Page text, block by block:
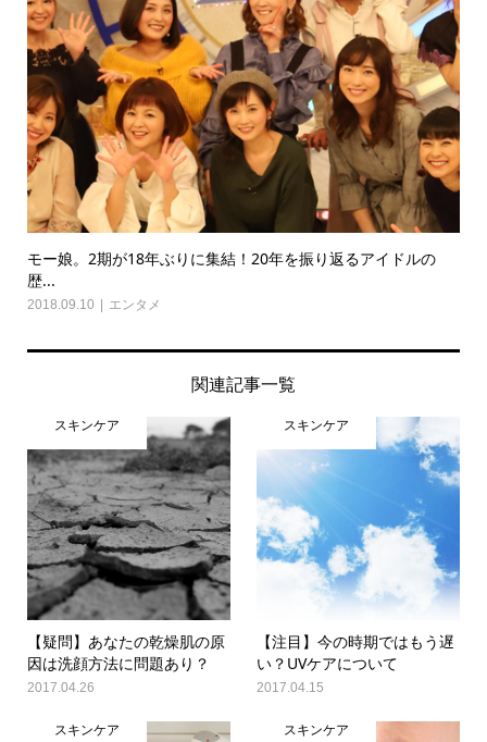
モー娘。2期が18年ぶりに集結！20年を振り返るアイドルの
歴...
2018.09.10 エンタメ
関連記事一覧
スキンケア
【疑問】あなたの乾燥肌の原
因は洗顔方法に問題あり？
2017.04.26
スキンケア
【注目】今の時期ではもう遅
い？UVケアについて
2017.04.15
スキンケア スキンケア